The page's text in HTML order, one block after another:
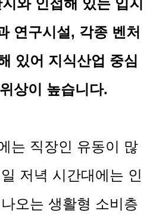
와 인접해 있는 입지
연구시설, 각종 벤처
있어 지식산업 중심
상이 높습니다.
는 직장인 유동이 많
저녁 시간대에는 인
오는 생활형 소비층